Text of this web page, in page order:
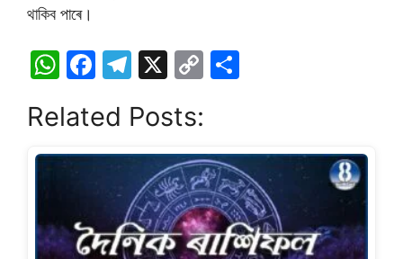
থাকিব পাৰে।
W
at
s
p
F
c
e
o
T
e
gr
a
m
X
C
y
Li
n
k
e
Related Posts: